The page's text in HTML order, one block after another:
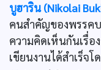
บูฮาริน (Nikolai
คนสำคัญของพรรค
ความคิดเห็นกันเรื่
เขียนงานได้สำเร็จโ